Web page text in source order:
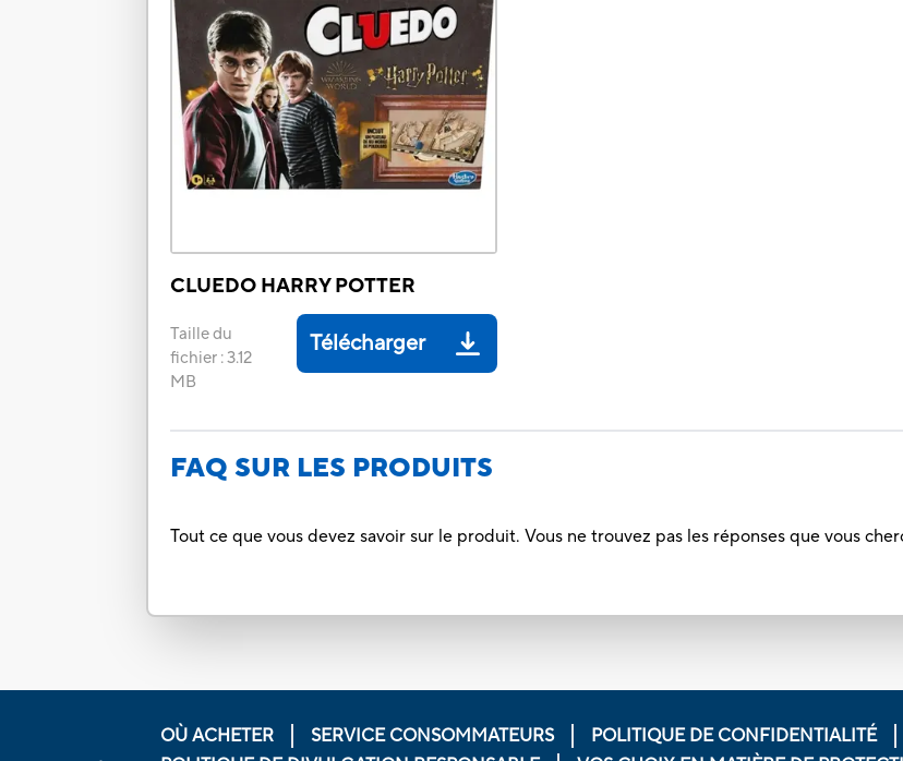
CLUEDO HARRY POTTER
Taille du
fichier :3.12
MB
Télécharger
FAQ SUR LES PRODUITS
Tout ce que vous devez savoir sur le produit. Vous ne trouvez pas les réponses que vous
OÙ ACHETER SERVICE CONSOMMATEURS POLITIQUE DE CONFIDENTIALITÉ